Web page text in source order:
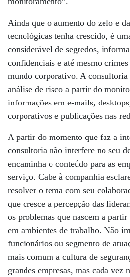
Ainda que o aumento do zelo e
tecnológicas tenha crescido, é
considerável de segredos,
confidenciais e até mesmo
mundo corporativo. A consultoria
análise de risco a partir do
informações em e-mails,
corporativos e publicações nas
A partir do momento que faz a
consultoria não interfere no seu
encaminha o conteúdo para as
serviço. Cabe à companhia
resolver o tema com seu
que cresce a percepção das
os problemas que nascem a
em ambientes de trabalho. Não
funcionários ou segmento de
mais comum a cultura de
grandes empresas, mas cada vez